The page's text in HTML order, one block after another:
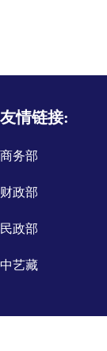
友情链接:
商务部
财政部
民政部
中艺藏